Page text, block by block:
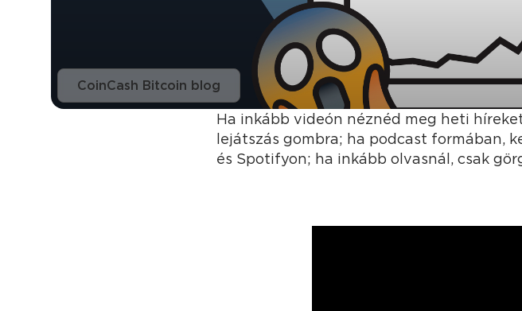
CoinCash Bitcoin blog
Ha inkább videón néznéd meg heti
lejátszás gombra; ha podcast formában,
és Spotifyon; ha inkább olvasnál, csak